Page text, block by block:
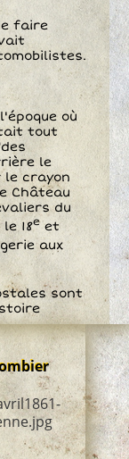
faire
où
tout
le
le crayon
Château
du
18e et
aux
sont